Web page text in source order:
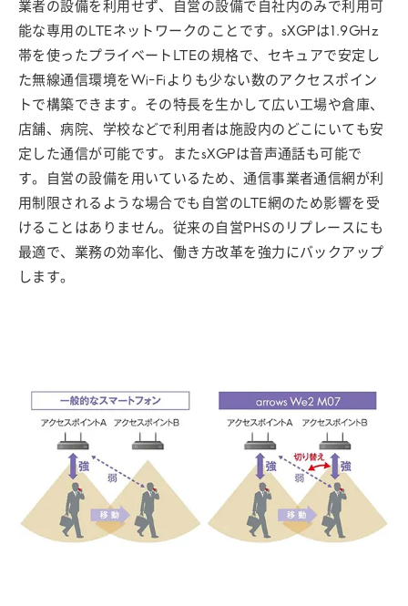
業者の設備を利用せず、自営の設備で自社内のみで利用可
能な専用のLTEネットワークのことです。sXGPは1.9GHz
帯を使ったプライベートLTEの規格で、セキュアで安定し
た無線通信環境をWi-Fiよりも少ない数のアクセスポイン
トで構築できます。その特長を生かして広い工場や倉庫、
店舗、病院、学校などで利用者は施設内のどこにいても安
定した通信が可能です。またsXGPは音声通話も可能で
す。自営の設備を用いているため、通信事業者通信網が利
用制限されるような場合でも自営のLTE網のため影響を受
けることはありません。従来の自営PHSのリプレースにも
最適で、業務の効率化、働き方改革を強力にバックアップ
します。